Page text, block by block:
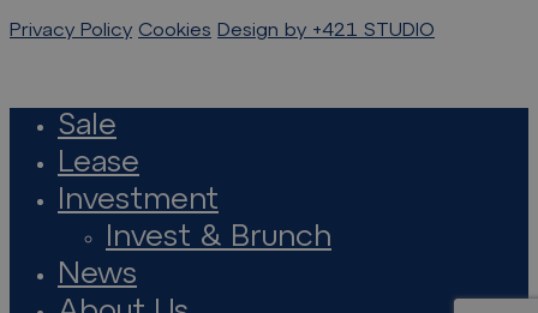
Privacy Policy Cookies Design by +421 STUDIO
Close
Menu
Sale
Lease
Investment
Invest & Brunch
News